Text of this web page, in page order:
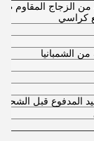
من الزجاج المقاوم
كراسي
الشمبانيا